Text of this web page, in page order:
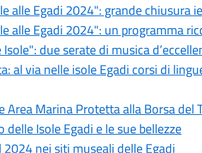
alle Egadi 2024": grande chiusura
alle Egadi 2024": un programma
due serate di musica
al via nelle isole Egadi corsi di
Area Marina Protetta alla Borsa
Isole Egadi e le sue bellezze
nei siti museali delle Egadi